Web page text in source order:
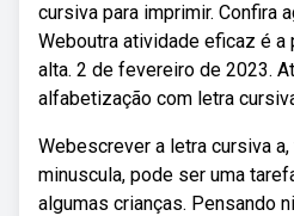
cursiva para imprimir. Confira
Weboutra atividade eficaz é a
alta. 2 de fevereiro de 2023.
alfabetização com letra
Webescrever a letra cursiva
minuscula, pode ser uma
algumas crianças. Pensando